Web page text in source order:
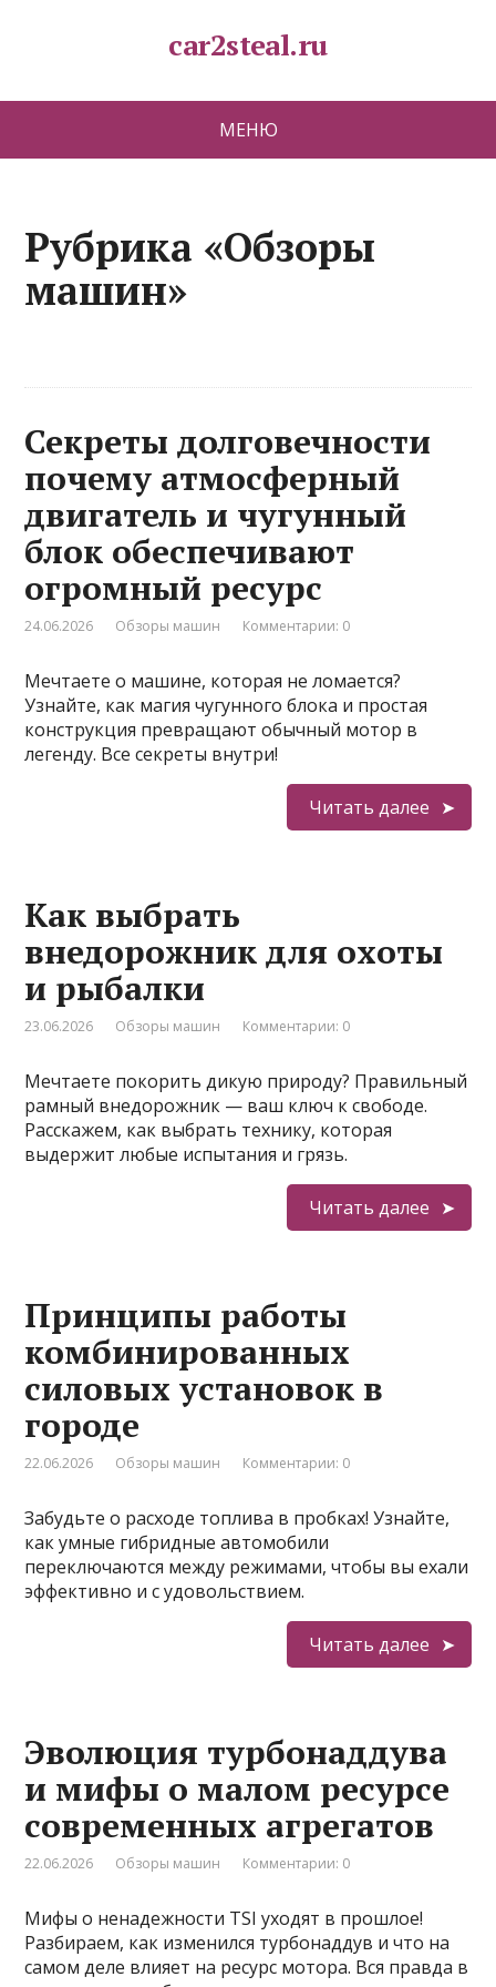
car2steal.ru
МЕНЮ
Рубрика «Обзоры
машин»
Секреты долговечности
почему атмосферный
двигатель и чугунный
блок обеспечивают
огромный ресурс
24.06.2026 Обзоры машин Комментарии: 0
Мечтаете о машине, которая не ломается?
Узнайте, как магия чугунного блока и простая
конструкция превращают обычный мотор в
легенду. Все секреты внутри!
Читать далее
Как выбрать
внедорожник для охоты
и рыбалки
23.06.2026 Обзоры машин Комментарии: 0
Мечтаете покорить дикую природу? Правильный
рамный внедорожник — ваш ключ к свободе.
Расскажем, как выбрать технику, которая
выдержит любые испытания и грязь.
Читать далее
Принципы работы
комбинированных
силовых установок в
городе
22.06.2026 Обзоры машин Комментарии: 0
Забудьте о расходе топлива в пробках! Узнайте,
как умные гибридные автомобили
переключаются между режимами, чтобы вы ехали
эффективно и с удовольствием.
Читать далее
Эволюция турбонаддува
и мифы о малом ресурсе
современных агрегатов
22.06.2026 Обзоры машин Комментарии: 0
Мифы о ненадежности TSI уходят в прошлое!
Разбираем, как изменился турбонаддув и что на
самом деле влияет на ресурс мотора. Вся правда в